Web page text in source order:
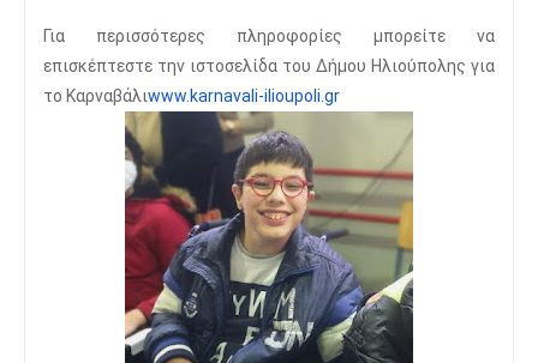
Για περισσότερες πληροφορίες μπορείτε να
επισκέπτεστε την ιστοσελίδα του Δήμου Ηλιούπολης για
το Καρναβάλιwww.karnavali-ilioupoli.gr